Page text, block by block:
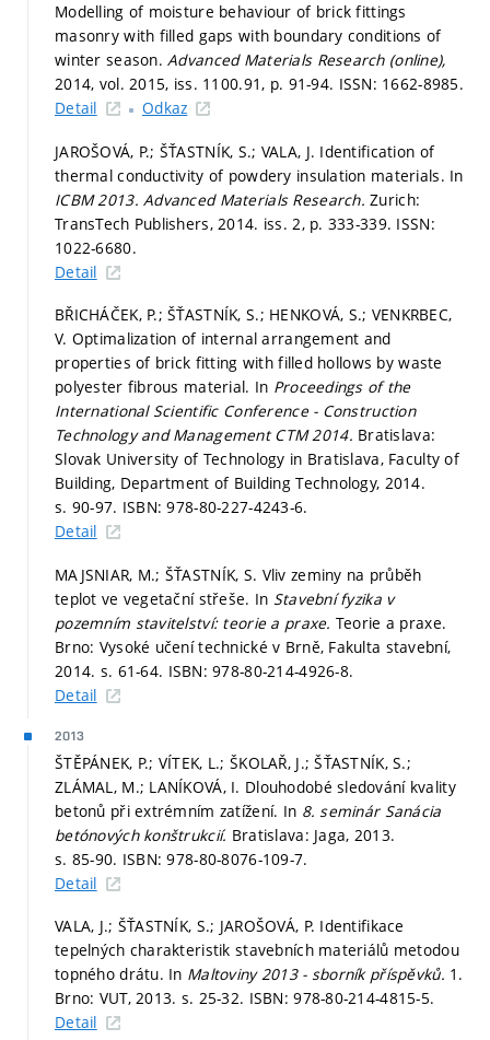
Modelling of moisture behaviour of brick fittings
masonry with filled gaps with boundary conditions of
winter season.Advanced Materials Research (online),
2014, vol. 2015, iss. 1100.91, p. 91-94. ISSN: 1662-8985.
Detail
Odkaz
JAROŠOVÁ, P.; ŠŤASTNÍK, S.; VALA, J. Identification of
thermal conductivity of powdery insulation materials. In
ICBM 2013.Advanced Materials Research.Zurich:
TransTech Publishers, 2014. iss. 2, p. 333-339. ISSN:
1022-6680.
Detail
BŘICHÁČEK, P.; ŠŤASTNÍK, S.; HENKOVÁ, S.; VENKRBEC,
V. Optimalization of internal arrangement and
properties of brick fitting with filled hollows by waste
polyester fibrous material. In Proceedings of the
International Scientific Conference - Construction
Technology and Management CTM 2014. Bratislava:
Slovak University of Technology in Bratislava, Faculty of
Building, Department of Building Technology, 2014.
s. 90-97. ISBN: 978-80-227-4243-6.
Detail
MAJSNIAR, M.; ŠŤASTNÍK, S. Vliv zeminy na průběh
teplot ve vegetační střeše. In Stavební fyzika v
pozemním stavitelství: teorie a praxe. Teorie a praxe.
Brno: Vysoké učení technické v Brně, Fakulta stavební,
2014. s. 61-64. ISBN: 978-80-214-4926-8.
Detail
2013
ŠTĚPÁNEK, P.; VÍTEK, L.; ŠKOLAŘ, J.; ŠŤASTNÍK, S.;
ZLÁMAL, M.; LANÍKOVÁ, I. Dlouhodobé sledování kvality
betonů při extrémním zatížení. In 8. seminár Sanácia
betónových konštrukcií. Bratislava: Jaga, 2013.
s. 85-90. ISBN: 978-80-8076-109-7.
Detail
VALA, J.; ŠŤASTNÍK, S.; JAROŠOVÁ, P. Identifikace
tepelných charakteristik stavebních materiálů metodou
topného drátu. In Maltoviny 2013 - sborník příspěvků. 1.
Brno: VUT, 2013. s. 25-32. ISBN: 978-80-214-4815-5.
Detail